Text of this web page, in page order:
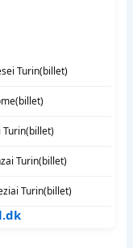
i Turin(billet)
(billet)
i Turin(billet)
i Turin(billet)
i Turin(billet)